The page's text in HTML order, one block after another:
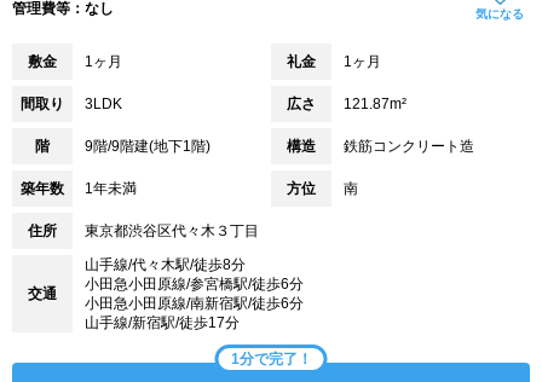
管理費等：なし
気になる
敷金 1ヶ月 礼金 1ヶ月
間取り 3LDK 広さ 121.87m²
階 9階/9階建(地下1階) 構造 鉄筋コンクリート造
築年数 1年未満 方位 南
住所 東京都渋谷区代々木３丁目
交通
山手線/代々木駅/徒歩8分
小田急小田原線/参宮橋駅/徒歩6分
小田急小田原線/南新宿駅/徒歩6分
山手線/新宿駅/徒歩17分
1分で完了！